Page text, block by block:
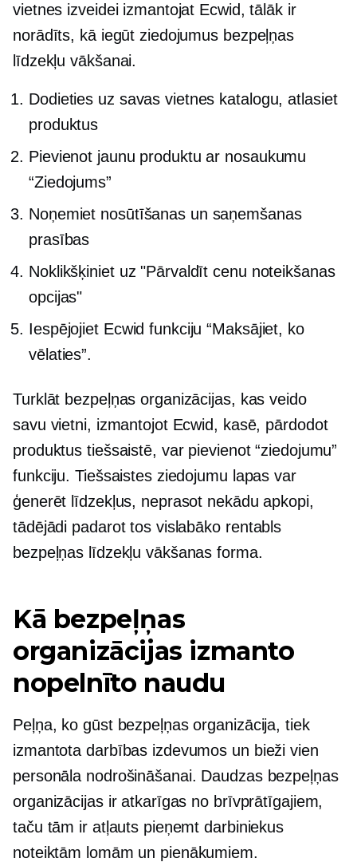
vietnes izveidei izmantojat Ecwid, tālāk ir
norādīts, kā iegūt ziedojumus bezpeļņas
līdzekļu vākšanai.
Dodieties uz savas vietnes katalogu, atlasiet
produktus
Pievienot jaunu produktu ar nosaukumu
“Ziedojums”
Noņemiet nosūtīšanas un saņemšanas
prasības
Noklikšķiniet uz "Pārvaldīt cenu noteikšanas
opcijas"
Iespējojiet Ecwid funkciju “Maksājiet, ko
vēlaties”.
Turklāt bezpeļņas organizācijas, kas veido
savu vietni, izmantojot Ecwid, kasē, pārdodot
produktus tiešsaistē, var pievienot “ziedojumu”
funkciju. Tiešsaistes ziedojumu lapas var
ģenerēt līdzekļus, neprasot nekādu apkopi,
tādējādi padarot tos vislabāko rentabls
bezpeļņas līdzekļu vākšanas forma.
Kā bezpeļņas
organizācijas izmanto
nopelnīto naudu
Peļņa, ko gūst bezpeļņas organizācija, tiek
izmantota darbības izdevumos un bieži vien
personāla nodrošināšanai. Daudzas bezpeļņas
organizācijas ir atkarīgas no brīvprātīgajiem,
taču tām ir atļauts pieņemt darbiniekus
noteiktām lomām un pienākumiem.